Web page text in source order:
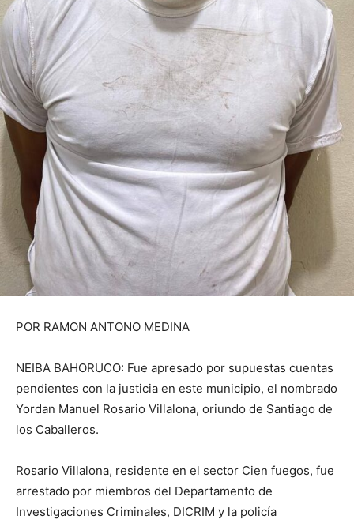
POR RAMON ANTONO MEDINA
NEIBA BAHORUCO: Fue apresado por supuestas cuentas
pendientes con la justicia en este municipio, el nombrado
Yordan Manuel Rosario Villalona, oriundo de Santiago de
los Caballeros.
Rosario Villalona, residente en el sector Cien fuegos, fue
arrestado por miembros del Departamento de
Investigaciones Criminales, DICRIM y la policía